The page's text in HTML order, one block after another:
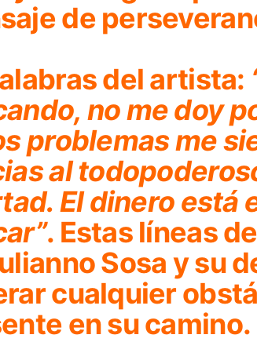
de
del artista:
no me doy
problemas me
al
El dinero está
. Estas líneas
Sosa y su
cualquier
en su camino.